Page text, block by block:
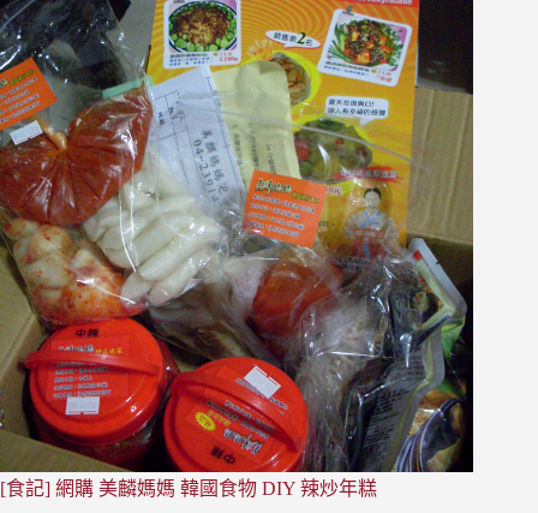
國
土
俗
村
人
蔘
雞
讓
你
難
忘
的
好
滋
味
[食記] 網購 美麟媽媽 韓國食物 DIY 辣炒年糕